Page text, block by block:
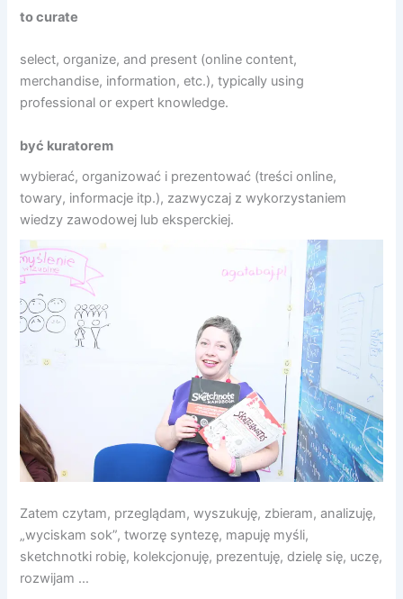
to curate
select, organize, and present (online content,
merchandise, information, etc.), typically using
professional or expert knowledge.
być kuratorem
wybierać, organizować i prezentować (treści online,
towary, informacje itp.), zazwyczaj z wykorzystaniem
wiedzy zawodowej lub eksperckiej.
Zatem czytam, przeglądam, wyszukuję, zbieram, analizuję,
„wyciskam sok”, tworzę syntezę, mapuję myśli,
sketchnotki robię, kolekcjonuję, prezentuję, dzielę się, uczę,
rozwijam …